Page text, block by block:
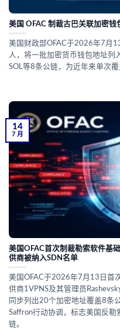
美国 OFAC 制裁古巴关联加密
美国财政部OFAC于2026年7月
人，将一批加密货币钱包地址列
SOL等8条公链，为近年来单次
美国OFAC首次制裁勒索软件基
供商被纳入SDN名单
美国OFAC于2026年7月13日首
供商1VPNS及其管理员
同步列出20个加密地址覆盖8条
Saffron行动协调，标志美国反
链。
14
7 月